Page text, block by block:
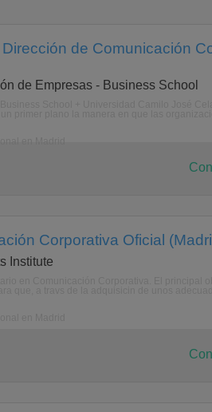
de Comunicación
de Empresas - Business School
Corporativa Oficial
Institute